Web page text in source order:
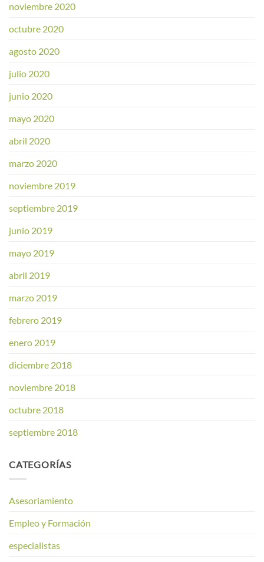
noviembre 2020
octubre 2020
agosto 2020
julio 2020
junio 2020
mayo 2020
abril 2020
marzo 2020
noviembre 2019
septiembre 2019
junio 2019
mayo 2019
abril 2019
marzo 2019
febrero 2019
enero 2019
diciembre 2018
noviembre 2018
octubre 2018
septiembre 2018
CATEGORÍAS
Asesoriamiento
Empleo y Formación
especialistas